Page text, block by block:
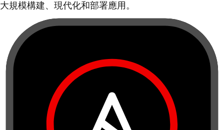
大規模構建、現代化和部署應用。